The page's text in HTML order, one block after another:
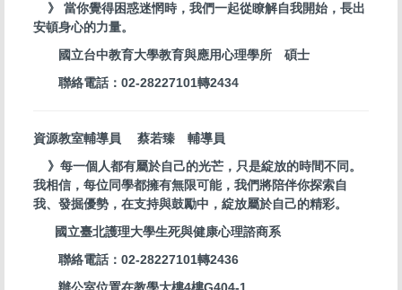
》 當你覺得困惑迷惘時，我們一起從瞭解自我開始，長出
安頓身心的力量。
國立台中教育大學教育與應用心理學所 碩士
聯絡電話：02-28227101轉2434
資源教室輔導員 蔡若臻 輔導員
》每一個人都有屬於自己的光芒，只是綻放的時間不同。
我相信，每位同學都擁有無限可能，我們將陪伴你探索自
我、發掘優勢，在支持與鼓勵中，綻放屬於自己的精彩。
國立臺北護理大學生死與健康心理諮商系
聯絡電話：02-28227101轉2436